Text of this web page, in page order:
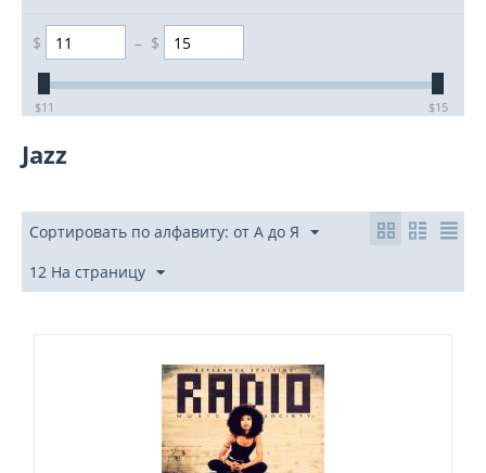
$ – $
‎$11 ‎$15
Jazz
Сортировать по алфавиту: от А до Я
12 На страницу